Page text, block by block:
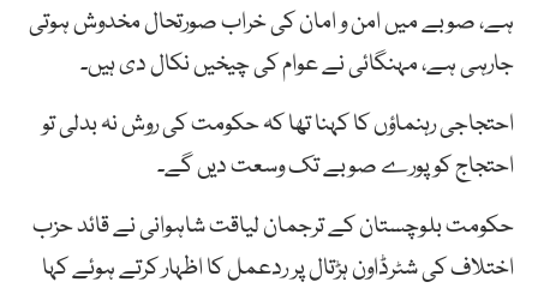
ہے، صوبے میں امن و امان کی خراب صورتحال مخدوش ہوتی
جارہی ہے، مہنگائی نے عوام کی چیخیں نکال دی ہیں۔
احتجاجی رہنماؤں کا کہنا تھا کہ حکومت کی روش نہ بدلی تو
احتجاج کو پورے صوبے تک وسعت دیں گے۔
حکومت بلوچستان کے ترجمان لیاقت شاہوانی نے قائد حزب
اختلاف کی شٹرڈاون ہڑتال پر ردعمل کا اظہار کرتے ہوئے کہا